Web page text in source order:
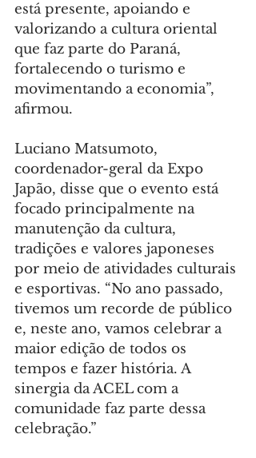
está presente, apoiando e
valorizando a cultura oriental
que faz parte do Paraná,
fortalecendo o turismo e
movimentando a economia”,
afirmou.
Luciano Matsumoto,
coordenador-geral da Expo
Japão, disse que o evento está
focado principalmente na
manutenção da cultura,
tradições e valores japoneses
por meio de atividades culturais
e esportivas. “No ano passado,
tivemos um recorde de público
e, neste ano, vamos celebrar a
maior edição de todos os
tempos e fazer história. A
sinergia da ACEL com a
comunidade faz parte dessa
celebração.”